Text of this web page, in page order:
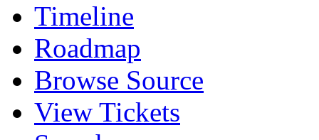
Timeline
Roadmap
Browse Source
View Tickets